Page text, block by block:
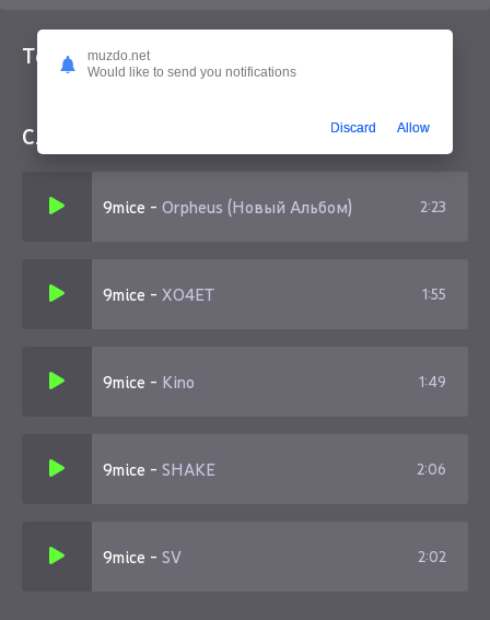
Текст песни
Слушайте еще
9mice - Orpheus (Новый Альбом) 2:23
9mice - XO4ET 1:55
9mice - Kino 1:49
9mice - SHAKE 2:06
9mice - SV 2:02
muzdo.net
Would like to send you notifications
Discard Allow